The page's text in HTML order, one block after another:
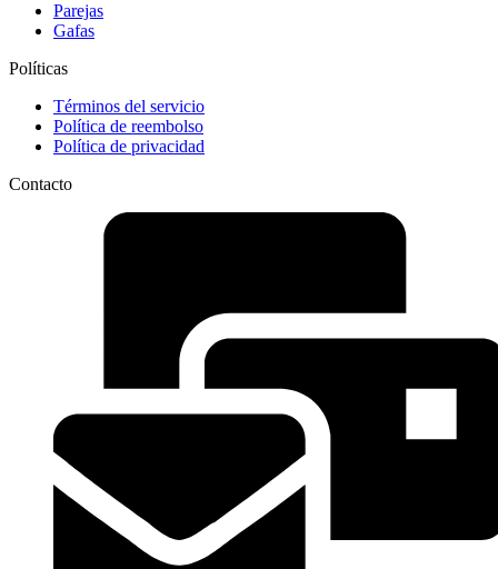
Parejas
Gafas
Políticas
Términos del servicio
Política de reembolso
Política de privacidad
Contacto